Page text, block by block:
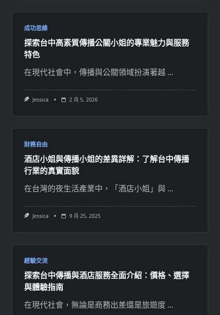
成功思維
探索台中高素質傳播公關小姐的專業魅力與服務
特色
在現代社會中，傳播與公關領域扮演著越 ...
Jessica 2 月 5, 2026
財務自由
酒店小姐與傳播小姐的差異詳解：了解台中傳播
行業的真實面貌
在台灣的夜生活產業中，「酒店小姐」與 ...
Jessica 9 月 25, 2025
經驗交流
探索台中傳播與酒店服務全面介紹：價格、選擇
與體驗指南
在現代社會，無論是商務出差還是旅遊度 ...